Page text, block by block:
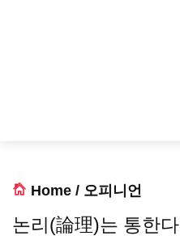
Home / 오피니언
논리(論理)는 통한다